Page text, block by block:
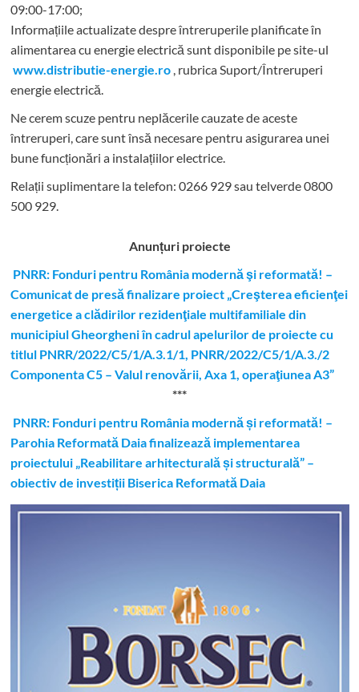
09:00-17:00;
Informațiile actualizate despre întreruperile planificate în
alimentarea cu energie electrică sunt disponibile pe site-ul
www.distributie-energie.ro , rubrica Suport/Întreruperi
energie electrică.
Ne cerem scuze pentru neplăcerile cauzate de aceste
întreruperi, care sunt însă necesare pentru asigurarea unei
bune funcționări a instalațiilor electrice.
Relații suplimentare la telefon: 0266 929 sau telverde 0800
500 929.
Anunțuri proiecte
PNRR: Fonduri pentru România modernă şi reformată! –
Comunicat de presă finalizare proiect „Creşterea eficienţei
energetice a clădirilor rezidenţiale multifamiliale din
municipiul Gheorgheni în cadrul apelurilor de proiecte cu
titlul PNRR/2022/C5/1/A.3.1/1, PNRR/2022/C5/1/A.3./2
Componenta C5 – Valul renovării, Axa 1, operaţiunea A3”
***
PNRR: Fonduri pentru România modernă și reformată! –
Parohia Reformată Daia finalizează implementarea
proiectului „Reabilitare arhitecturală și structurală” –
obiectiv de investiții Biserica Reformată Daia